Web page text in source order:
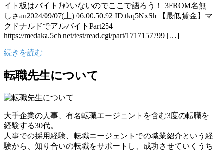
イト板はバイトﾁｬﾝいないのでここで語ろう！ 3FROM名無
しさan2024/09/07(土) 06:00:50.92 ID:tkq5NxSh 【最低賃金】マ
クドナルドでアルバイトPart254
https://medaka.5ch.net/test/read.cgi/part/1717157799 […]
続きを読む
転職先生について
大手企業の人事、有名転職エージェントを含む3度の転職を
経験する30代。
人事での採用経験、転職エージェントでの職業紹介という経
験から、知り合いの転職をサポートし、成功させていくうち